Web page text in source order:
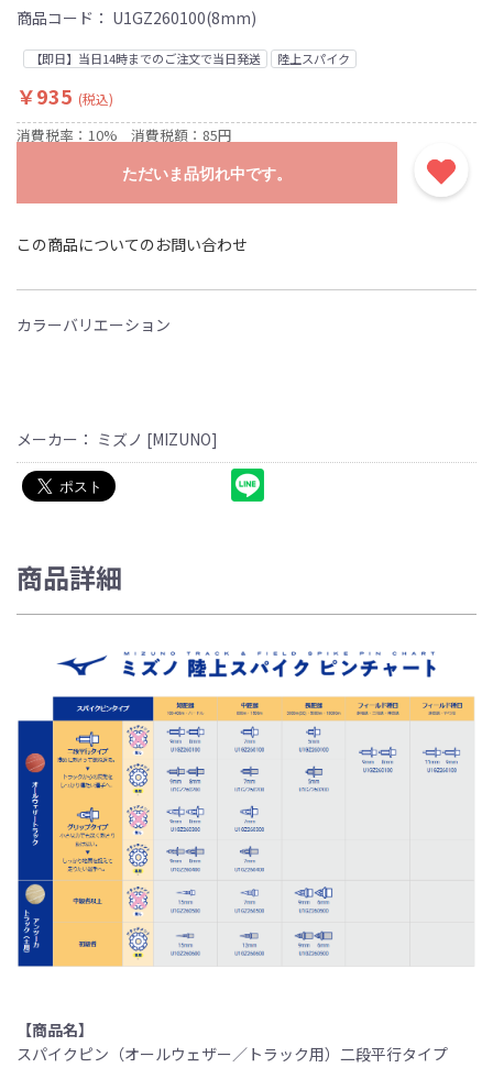
商品コード： U1GZ260100(8mm)
【即日】当日14時までのご注文で当日発送 陸上スパイク
￥935 (税込)
消費税率：10% 消費税額：85円
ただいま品切れ中です。
この商品についてのお問い合わせ
カラーバリエーション
メーカー： ミズノ [MIZUNO]
商品詳細
【商品名】
スパイクピン（オールウェザー／トラック用）二段平行タイプ